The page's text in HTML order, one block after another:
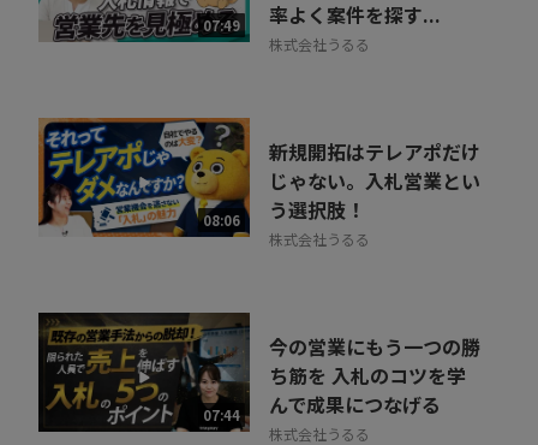
07:49
率よく案件を探す...
株式会社うるる
08:06
新規開拓はテレアポだけ
じゃない。入札営業とい
う選択肢！
株式会社うるる
07:44
今の営業にもう一つの勝
ち筋を 入札のコツを学
んで成果につなげる
株式会社うるる